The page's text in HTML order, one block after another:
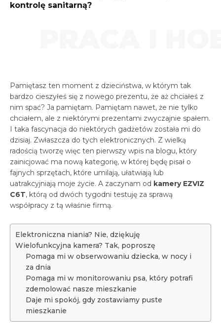
kontrolę sanitarną?
Pamiętasz ten moment z dzieciństwa, w którym tak
bardzo cieszyłeś się z nowego prezentu, że aż chciałeś z
nim spać? Ja pamiętam. Pamiętam nawet, że nie tylko
chciałem, ale z niektórymi prezentami zwyczajnie spałem.
I taka fascynacja do niektórych gadżetów została mi do
dzisiaj. Zwłaszcza do tych elektronicznych. Z wielką
radością tworzę więc ten pierwszy wpis na blogu, który
zainicjować ma nową kategorię, w której będę pisał o
fajnych sprzętach, które umilają, ułatwiają lub
uatrakcyjniają moje życie. A zaczynam od kamery EZVIZ
C6T, którą od dwóch tygodni testuję za sprawą
współpracy z tą właśnie firmą.
Elektroniczna niania? Nie, dziękuję
Wielofunkcyjna kamera? Tak, poproszę
Pomaga mi w obserwowaniu dziecka, w nocy i
za dnia
Pomaga mi w monitorowaniu psa, który potrafi
zdemolować nasze mieszkanie
Daje mi spokój, gdy zostawiamy puste
mieszkanie